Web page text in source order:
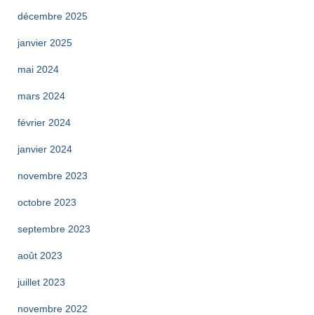
décembre 2025
janvier 2025
mai 2024
mars 2024
février 2024
janvier 2024
novembre 2023
octobre 2023
septembre 2023
août 2023
juillet 2023
novembre 2022